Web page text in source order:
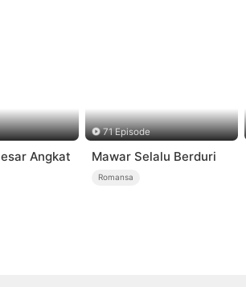
Angkat
71 Episode
Mawar Selalu Berduri
Romansa